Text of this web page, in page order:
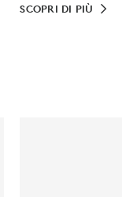
SCOPRI DI PIÙ